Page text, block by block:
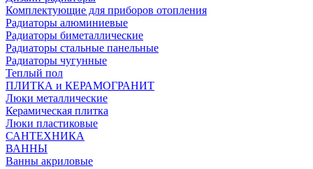
Комплектующие для приборов отопления
Радиаторы алюминиевые
Радиаторы биметаллические
Радиаторы стальные панельные
Радиаторы чугунные
Теплый пол
ПЛИТКА и КЕРАМОГРАНИТ
Люки металлические
Керамическая плитка
Люки пластиковые
САНТЕХНИКА
ВАННЫ
Ванны акриловые